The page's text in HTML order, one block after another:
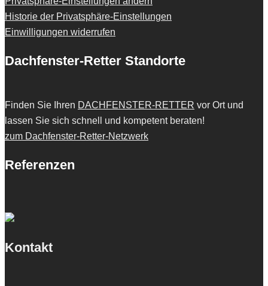
Historie der Privatsphäre-Einstellungen
Einwilligungen widerrufen
Dachfenster-Retter Standorte
Finden Sie Ihren DACHFENSTER-RETTER vor Ort und
lassen Sie sich schnell und kompetent beraten!
zum Dachfenster-Retter-Netzwerk
Referenzen
Kontakt